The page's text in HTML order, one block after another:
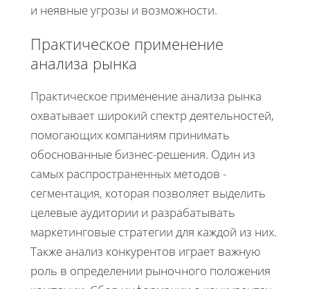
и неявные угрозы и возможности.
Практическое применение
анализа рынка
Практическое применение анализа рынка
охватывает широкий спектр деятельностей,
помогающих компаниям принимать
обоснованные бизнес-решения. Один из
самых распространенных методов -
сегментация, которая позволяет выделить
целевые аудитории и разрабатывать
маркетинговые стратегии для каждой из них.
Также анализ конкурентов играет важную
роль в определении рыночного положения